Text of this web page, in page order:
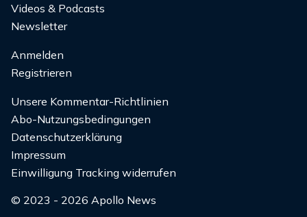
Videos & Podcasts
Newsletter
Anmelden
Registrieren
Unsere Kommentar-Richtlinien
Abo-Nutzungsbedingungen
Datenschutzerklärung
Impressum
Einwilligung Tracking widerrufen
© 2023 - 2026 Apollo News